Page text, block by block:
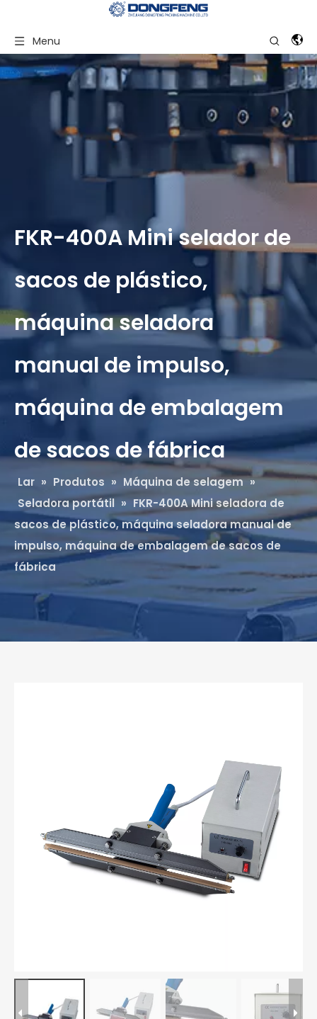
Menu
FKR-400A Mini selador de
sacos de plástico,
máquina seladora
manual de impulso,
máquina de embalagem
de sacos de fábrica
Lar » Produtos » Máquina de selagem »
Seladora portátil » FKR-400A Mini seladora de
sacos de plástico, máquina seladora manual de
impulso, máquina de embalagem de sacos de
fábrica